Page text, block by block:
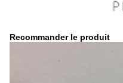
Recommander le produit